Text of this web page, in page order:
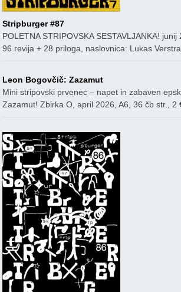
Stripburger #87
POLETNA STRIPOVSKA SESTAVLJANKA!
96 revija + 28 priloga, naslovnica: Lukas
Leon Bogovčič: Zazamut
Mini stripovski prvenec – napet in zabaven
Zazamut! Zbirka O, april 2026, A6, 36 čb str., 2